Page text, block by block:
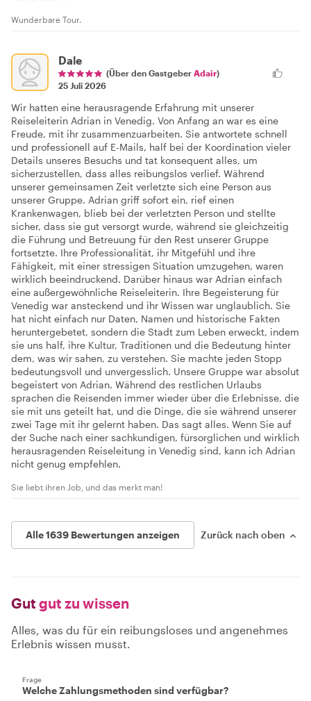
Wunderbare Tour.
Dale
(Über den Gastgeber Adair)
25 Juli 2026
Wir hatten eine herausragende Erfahrung mit unserer
Reiseleiterin Adrian in Venedig. Von Anfang an war es eine
Freude, mit ihr zusammenzuarbeiten. Sie antwortete schnell
und professionell auf E-Mails, half bei der Koordination vieler
Details unseres Besuchs und tat konsequent alles, um
sicherzustellen, dass alles reibungslos verlief. Während
unserer gemeinsamen Zeit verletzte sich eine Person aus
unserer Gruppe. Adrian griff sofort ein, rief einen
Krankenwagen, blieb bei der verletzten Person und stellte
sicher, dass sie gut versorgt wurde, während sie gleichzeitig
die Führung und Betreuung für den Rest unserer Gruppe
fortsetzte. Ihre Professionalität, ihr Mitgefühl und ihre
Fähigkeit, mit einer stressigen Situation umzugehen, waren
wirklich beeindruckend. Darüber hinaus war Adrian einfach
eine außergewöhnliche Reiseleiterin. Ihre Begeisterung für
Venedig war ansteckend und ihr Wissen war unglaublich. Sie
hat nicht einfach nur Daten, Namen und historische Fakten
heruntergebetet, sondern die Stadt zum Leben erweckt, indem
sie uns half, ihre Kultur, Traditionen und die Bedeutung hinter
dem, was wir sahen, zu verstehen. Sie machte jeden Stopp
bedeutungsvoll und unvergesslich. Unsere Gruppe war absolut
begeistert von Adrian. Während des restlichen Urlaubs
sprachen die Reisenden immer wieder über die Erlebnisse, die
sie mit uns geteilt hat, und die Dinge, die sie während unserer
zwei Tage mit ihr gelernt haben. Das sagt alles. Wenn Sie auf
der Suche nach einer sachkundigen, fürsorglichen und wirklich
herausragenden Reiseleitung in Venedig sind, kann ich Adrian
nicht genug empfehlen.
Sie liebt ihren Job, und das merkt man!
Alle 1639 Bewertungen anzeigen Zurück nach oben
Gut gut zu wissen
Alles, was du für ein reibungsloses und angenehmes
Erlebnis wissen musst.
Frage
Welche Zahlungsmethoden sind verfügbar?